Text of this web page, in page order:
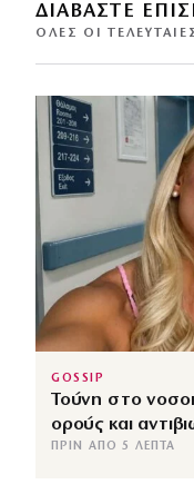
ΔΙΑΒΑΣΤΕ
ΌΛΕΣ ΟΙ
GOSSIP
Τούνη στο
ορούς και
ΠΡΙΝ ΑΠΌ 5 ΛΕΠΤΆ